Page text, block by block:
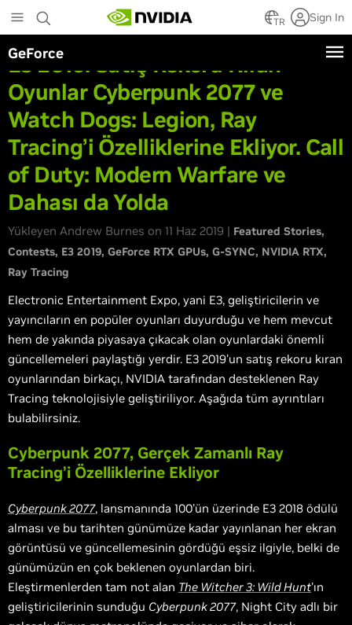
to
main
content
TR Sign In
GeForce
E3 2019: Satış Rekoru Kıran
Oyunlar Cyberpunk 2077 ve
Watch Dogs: Legion, Ray
Tracing’i Özelliklerine Ekliyor. Call
of Duty: Modern Warfare ve
Dahası da Yolda
Yükleyen Andrew Burnes on 11 Haz 2019 | Featured Stories
Contests E3 2019 GeForce RTX GPUs G-SYNC NVIDIA RTX
Ray Tracing
Electronic Entertainment Expo, yani E3, geliştiricilerin ve
yayıncıların en popüler oyunları duyurduğu ve hem mevcut
hem de yakında piyasaya çıkacak olan oyunlardaki önemli
güncellemeleri paylaştığı yerdir. E3 2019'un satış rekoru kıran
oyunlarından birkaçı, NVIDIA tarafından desteklenen Ray
Tracing teknolojisiyle geliştiriliyor. Aşağıda tüm ayrıntıları
bulabilirsiniz.
Cyberpunk 2077, Gerçek Zamanlı Ray
Tracing’i Özelliklerine Ekliyor
Cyberpunk 2077, lansmanında 100'ün üzerinde E3 2018 ödülü
alması ve bu tarihten günümüze kadar yayınlanan her ekran
görüntüsü ve güncellemesinin gördüğü eşsiz ilgiyle, belki de
günümüzün en çok beklenen oyunlardan biri.
Eleştirmenlerden tam not alan The Witcher 3: Wild Hunt'ın
geliştiricilerinin sunduğu Cyberpunk 2077, Night City adlı bir